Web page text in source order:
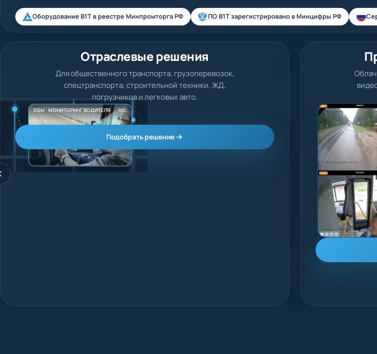
Оборудование В1Т в реестре Минпромторга РФ ПО В1Т зарегистрировано в Минцифры РФ
Программное обеспечение
платформа собственной разработки для
и аналитики с ИИ на ОС Linux и
импортонезависимом стеке.